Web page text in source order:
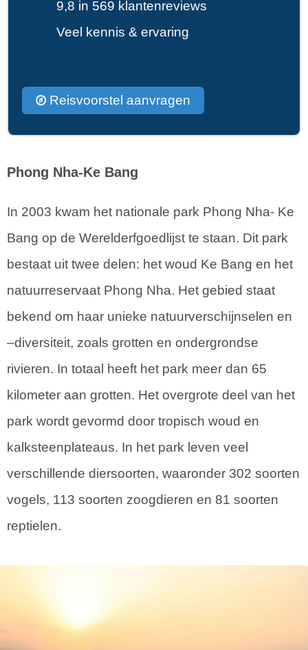
9,8 in 569 klantenreviews
Veel kennis & ervaring
Reisvoorstel aanvragen
Phong Nha-Ke Bang
In 2003 kwam het nationale park Phong Nha- Ke
Bang op de Werelderfgoedlijst te staan. Dit park
bestaat uit twee delen: het woud Ke Bang en het
natuurreservaat Phong Nha. Het gebied staat
bekend om haar unieke natuurverschijnselen en
–diversiteit, zoals grotten en ondergrondse
rivieren. In totaal heeft het park meer dan 65
kilometer aan grotten. Het overgrote deel van het
park wordt gevormd door tropisch woud en
kalksteenplateaus. In het park leven veel
verschillende diersoorten, waaronder 302 soorten
vogels, 113 soorten zoogdieren en 81 soorten
reptielen.